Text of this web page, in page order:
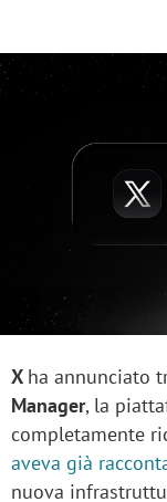
X ha annunciato
Manager, la
completamente
aveva già
nuova